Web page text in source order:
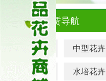
租赁导航
大型花卉 中型花卉
小型花卉 水培花卉